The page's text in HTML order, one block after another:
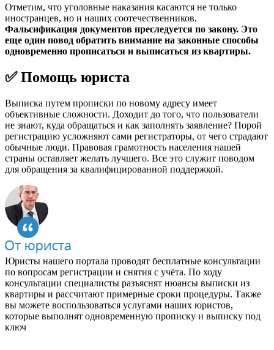
Отметим, что уголовные наказания касаются не только
иностранцев, но и наших соотечественников.
Фальсификация документов преследуется по закону. Это
еще один повод обратить внимание на законные способы
одновременно прописаться и выписаться из квартиры.
✅ Помощь юриста
Выписка путем прописки по новому адресу имеет
объективные сложности. Доходит до того, что пользователи
не знают, куда обращаться и как заполнять заявление? Порой
регистрацию усложняют сами регистраторы, от чего страдают
обычные люди. Правовая грамотность населения нашей
страны оставляет желать лучшего. Все это служит поводом
для обращения за квалифицированной поддержкой.
Юристы нашего портала проводят бесплатные консультации
по вопросам регистрации и снятия с учёта. По ходу
консультации специалисты разъяснят нюансы выписки из
квартиры и рассчитают примерные сроки процедуры. Также
вы можете воспользоваться услугами наших юристов,
которые выполнят одновременную прописку и выписку под
ключ